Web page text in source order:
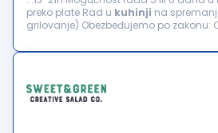
preko plate Rad u kuhinji na
grilovanje) Obezbeđujemo po zakonu: Obaveznu redovnu